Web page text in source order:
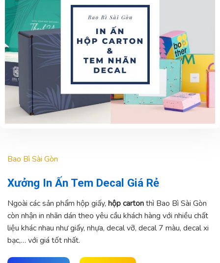
Bao Bì Sài Gòn
Xưởng In Ấn Tem Decal Giá Rẻ
Ngoài các sản phẩm hộp giấy, hộp cartonthì Bao Bì Sài Gòn
còn nhận in nhãn dán theo yêu cầu khách hàng với nhiều chất
liệu khác nhau như giấy, nhựa, decal vỡ, decal 7 màu, decal xi
bạc,… với giá tốt nhất.